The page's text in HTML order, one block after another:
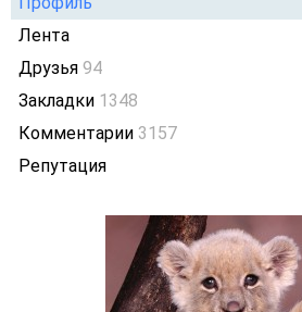
Лента
Друзья 94
Закладки 1348
Комментарии 3157
Репутация